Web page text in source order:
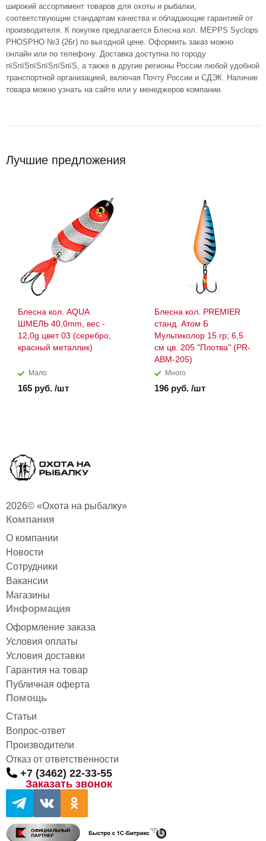
широкий ассортимент товаров для охоты и рыбалки,
соответствующие стандартам качества и обладающие гарантией от
производителя. К покупке предлагается Блесна кол. MEPPS Syclops
PHOSPHO №3 (26г) по выгодной цене. Оформить заказ можно
онлайн или по телефону. Доставка доступна по городу
пїЅпїЅпїЅпїЅпїЅпїЅ, а также в другие регионы России любой удобной
транспортной организацией, включая Почту России и СДЭК. Наличие
товара можно узнать на сайте или у менеджеров компании.
Лучшие предложения
Блесна кол. AQUA
ШМЕЛЬ 40,0mm, вес -
12,0g цвет 03 (серебро,
красный металлик)
Мало
165 руб. /шт
Блесна кол. PREMIER
станд. Атом Б
Мультиколор 15 гр; 6,5
см цв. 205 "Плотва" (PR-
ABM-205)
Много
196 руб. /шт
2026© «Охота на рыбалку»
Компания
О компании
Новости
Сотрудники
Вакансии
Магазины
Информация
Оформление заказа
Условия оплаты
Условия доставки
Гарантия на товар
Публичная оферта
Помощь
Статьи
Вопрос-ответ
Производители
Отказ от ответственности
+7 (3462) 22-33-55
Заказать звонок